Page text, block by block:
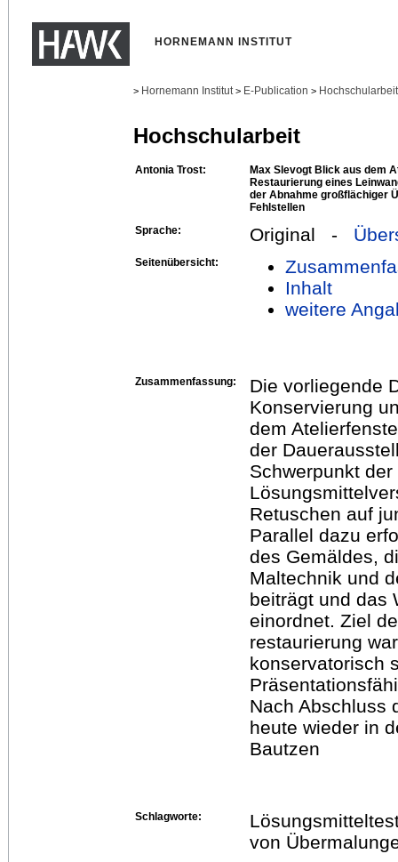
HORNEMANN INSTITUT
> Hornemann Institut > E-Publication >
Hochschularbeit
Antonia Trost:
Max Slevogt Blick aus dem
Restaurierung eines
der Abnahme großflächiger
Fehlstellen
Sprache:
Original -
Seitenübersicht:
Inhalt
weitere
Zusammenfassung:
Die vorliegende
Konservierung
dem
der
Schwerpunkt
Retuschen auf
Parallel dazu
des Gemäldes,
Maltechnik und
beiträgt und das
einordnet. Ziel
restaurierung
konservatorisch
Nach Abschluss
heute wieder in
Bautzen
Schlagworte:
von